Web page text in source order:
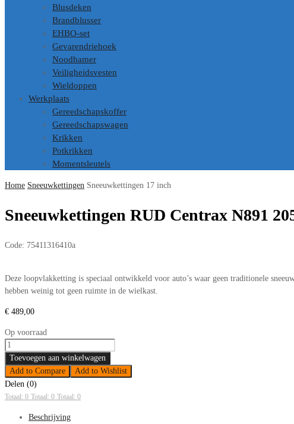
Blusdeken
Brandblusser
EHBO-set
Gevarendriehoek
Noodhamer
Veiligheidsvesten
Wieldoppen
Werkplaats
Gereedschapskoffer
Gereedschapswagen
Krikken
Potkrikken
Momentsleutels
Home Sneeuwkettingen Sneeuwkettingen 17 inch
Sneeuwkettingen RUD Centrax N891
Code: 75411316410a
Deze loopvlakketting is speciaal ontwikkeld voor auto’s waar geen traditionele
hebben weinig tot geen ruimte in de wielkast.
€ 489,00
Op voorraad
Sneeuwkettingen
RUD
Centrax
N891
205/55-
aantal
Toevoegen aan winkelwagen
Add to Compare
Add to Wishlist
Delen (0)
Totaal: 0 Totaal: 0 Totaal: 0
Beschrijving